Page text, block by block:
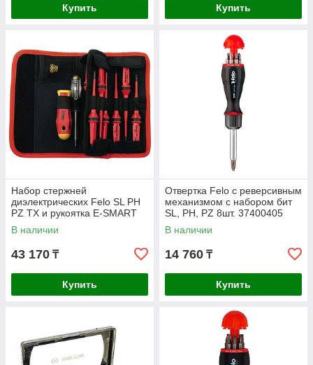
Купить Купить
Набор стержней
диэлектрических Felo SL PH
PZ TX и рукоятка E-SMART
12шт. 06381204
В наличии
43 170 ₸
Купить
Отвертка Felo с реверсивным
механизмом с набором бит
SL, PH, PZ 8шт. 37400405
В наличии
14 760 ₸
Купить